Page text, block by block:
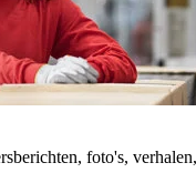
foto's,